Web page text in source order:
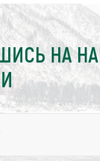
НА